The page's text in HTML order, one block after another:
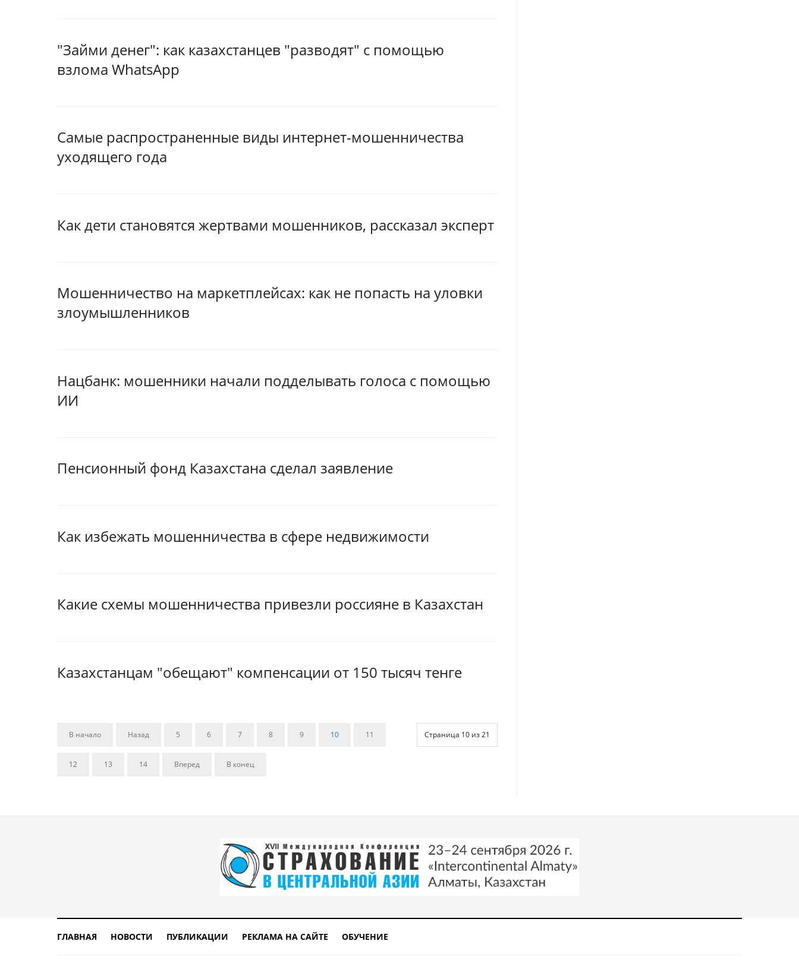
"Займи денег": как казахстанцев "разводят" с помощью
взлома WhatsApp
Самые распространенные виды интернет-мошенничества
уходящего года
Как дети становятся жертвами мошенников, рассказал эксперт
Мошенничество на маркетплейсах: как не попасть на уловки
злоумышленников
Нацбанк: мошенники начали подделывать голоса с помощью
ИИ
Пенсионный фонд Казахстана сделал заявление
Как избежать мошенничества в сфере недвижимости
Какие схемы мошенничества привезли россияне в Казахстан
Казахстанцам "обещают" компенсации от 150 тысяч тенге
Страница 10 из 21
В начало Назад 5 6 7 8 9 10 11
12 13 14 Вперед В конец
ГЛАВНАЯ НОВОСТИ ПУБЛИКАЦИИ РЕКЛАМА НА САЙТЕ ОБУЧЕНИЕ